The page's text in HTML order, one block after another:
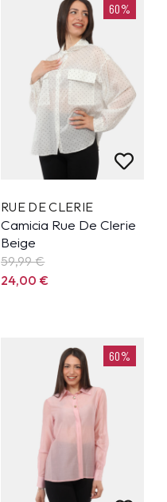
60%
RUE DE CLERIE
Camicia Rue De Clerie
Beige
59,99€
24,00€
60%